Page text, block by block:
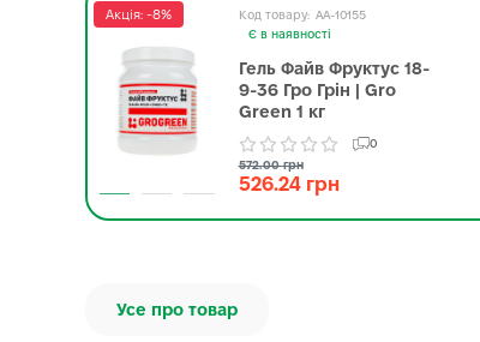
Акція: -8%
AA-10155
Є в наявності
Гель Файв Фруктус 18-
9-36 Гро Грін | Gro
Green 1 кг
0
572.00 грн
526.24 грн
Усе про товар